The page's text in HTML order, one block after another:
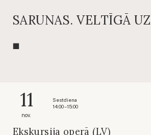
SARUNAS. VELTĪGĀ
11
nov.
Sestdiena
14:00 – 15:00
Ekskursija operā (LV)